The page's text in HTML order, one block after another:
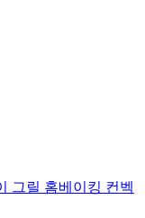
그릴 홈베이킹 컨벡